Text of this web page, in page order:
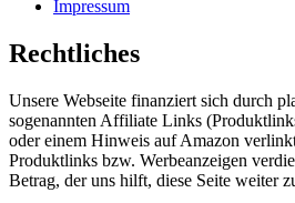
Impressum
Rechtliches
Unsere Webseite finanziert sich durch
sogenannten Affiliate Links
oder einem Hinweis auf Amazon
Produktlinks bzw. Werbeanzeigen
Betrag, der uns hilft, diese Seite weiter